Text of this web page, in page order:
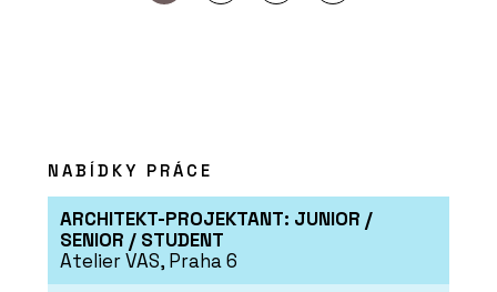
NABÍDKY PRÁCE
ARCHITEKT-PROJEKTANT: JUNIOR /
SENIOR / STUDENT
Atelier VAS, Praha 6